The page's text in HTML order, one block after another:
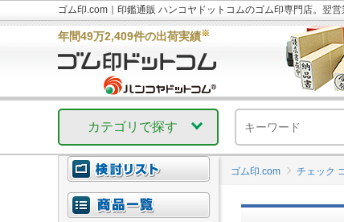
ゴム印.com｜印鑑通販 ハンコヤドットコムのゴム印専門店。翌営
年間49万2,409件の出荷実績※
カテゴリで探す
ゴム印.com チェック